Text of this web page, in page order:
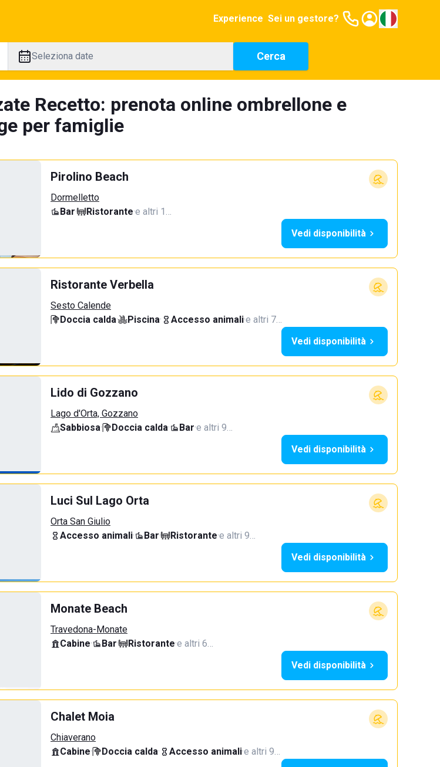
Experience Sei un gestore?
Seleziona date Cerca
Recetto: prenota online ombrellone e
per famiglie
Pirolino Beach
Dormelletto
Bar· Ristorante·e altri 1…
Vedi disponibilità
Ristorante Verbella
Sesto Calende
Doccia calda· Piscina· Accesso animali·e altri 7…
Vedi disponibilità
Lido di Gozzano
Lago d'Orta, Gozzano
Sabbiosa· Doccia calda· Bar·e altri 9…
Vedi disponibilità
Luci Sul Lago Orta
Orta San Giulio
Accesso animali· Bar· Ristorante·e altri 9…
Vedi disponibilità
Monate Beach
Travedona-Monate
Cabine· Bar· Ristorante·e altri 6…
Vedi disponibilità
Chalet Moia
Chiaverano
Cabine· Doccia calda· Accesso animali·e altri 9…